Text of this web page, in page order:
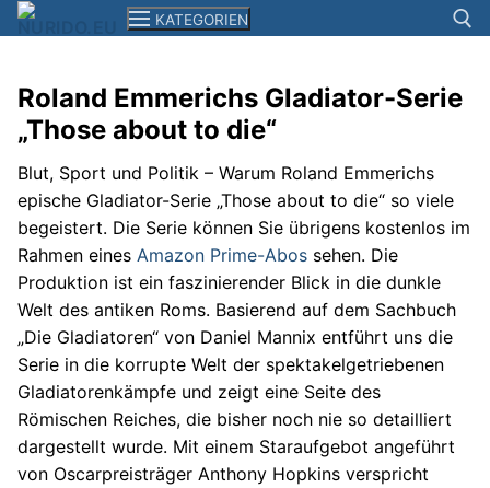
Zum
Inhalt
KATEGORIEN
Suchen
News
Smartphones+Tablets
Computer
Kameras
Elektronik
Reisen
Filme+Serien
Musik
Roland Emmerichs Gladiator-Serie
„Those about to die“
Blut, Sport und Politik – Warum Roland Emmerichs
epische Gladiator-Serie „Those about to die“ so viele
begeistert. Die Serie können Sie übrigens kostenlos im
Rahmen eines Amazon Prime-Abos sehen. Die
Produktion ist ein faszinierender Blick in die dunkle
Welt des antiken Roms. Basierend auf dem Sachbuch
„Die Gladiatoren“ von Daniel Mannix entführt uns die
Serie in die korrupte Welt der spektakelgetriebenen
Gladiatorenkämpfe und zeigt eine Seite des
Römischen Reiches, die bisher noch nie so detailliert
dargestellt wurde. Mit einem Staraufgebot angeführt
von Oscarpreisträger Anthony Hopkins verspricht